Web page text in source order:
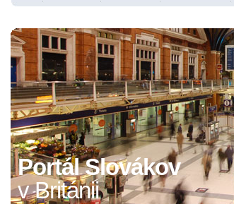
Portál Slovákov
v Británii